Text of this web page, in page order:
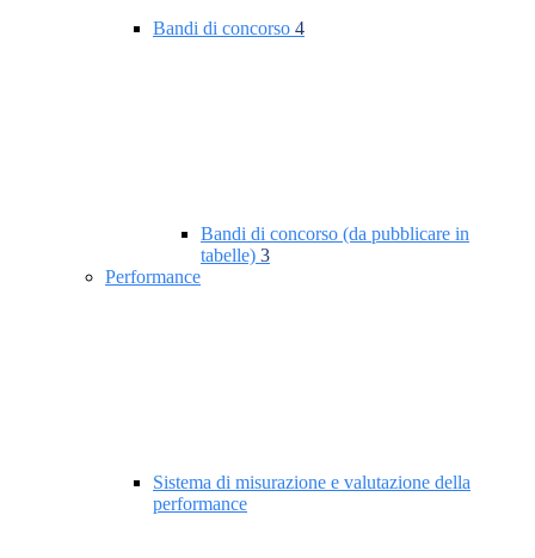
Bandi di concorso 4
Bandi di concorso (da pubblicare in
tabelle) 3
Performance
Sistema di misurazione e valutazione della
performance